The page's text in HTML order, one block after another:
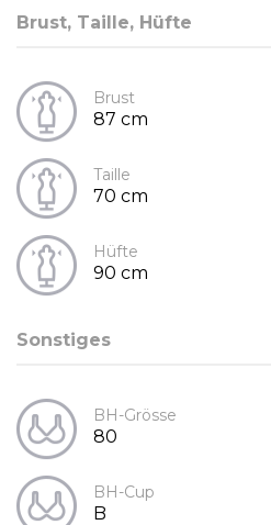
Brust, Taille, Hüfte
Brust
87 cm
Taille
70 cm
Hüfte
90 cm
Sonstiges
BH-Grösse
80
BH-Cup
B